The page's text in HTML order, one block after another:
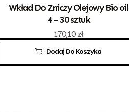
Dodaj Do Koszyka
Wkład Do Zniczy Olejowy Bio oil
4 – 30 sztuk
170,10 zł